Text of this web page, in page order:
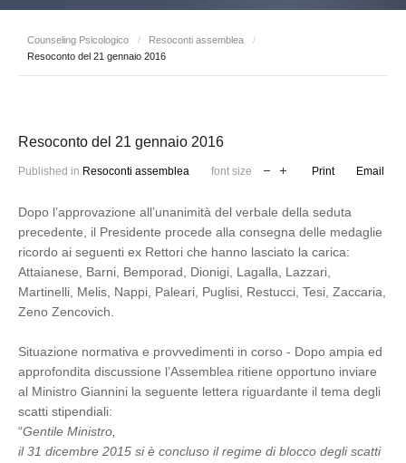
Counseling Psicologico / Resoconti assemblea
/
Resoconto del 21 gennaio 2016
Resoconto del 21 gennaio 2016
Published in Resoconti assemblea font size Print Email
Dopo l’approvazione all’unanimità del verbale della seduta
precedente, il Presidente procede alla consegna delle medaglie
ricordo ai seguenti ex Rettori che hanno lasciato la carica:
Attaianese, Barni, Bemporad, Dionigi, Lagalla, Lazzari,
Martinelli, Melis, Nappi, Paleari, Puglisi, Restucci, Tesi, Zaccaria,
Zeno Zencovich.
Situazione normativa e provvedimenti in corso - Dopo ampia ed
approfondita discussione l’Assemblea ritiene opportuno inviare
al Ministro Giannini la seguente lettera riguardante il tema degli
scatti stipendiali:
“Gentile Ministro,
il 31 dicembre 2015 si è concluso il regime di blocco degli scatti